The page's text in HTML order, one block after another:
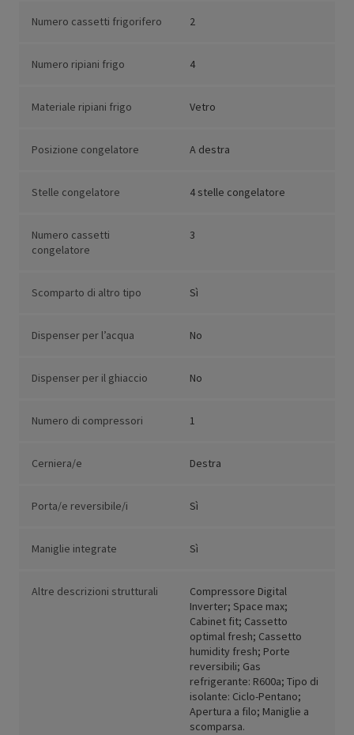
Numero cassetti frigorifero 2
Numero ripiani frigo 4
Materiale ripiani frigo Vetro
Posizione congelatore A destra
Stelle congelatore 4 stelle congelatore
Numero cassetti
congelatore
3
Scomparto di altro tipo Sì
Dispenser per l’acqua No
Dispenser per il ghiaccio No
Numero di compressori 1
Cerniera/e Destra
Porta/e reversibile/i Sì
Maniglie integrate Sì
Altre descrizioni strutturali
Compressore Digital
Inverter; Space max;
Cabinet fit; Cassetto
optimal fresh; Cassetto
humidity fresh; Porte
reversibili; Gas
refrigerante: R600a; Tipo di
isolante: Ciclo-Pentano;
Apertura a filo; Maniglie a
scomparsa.